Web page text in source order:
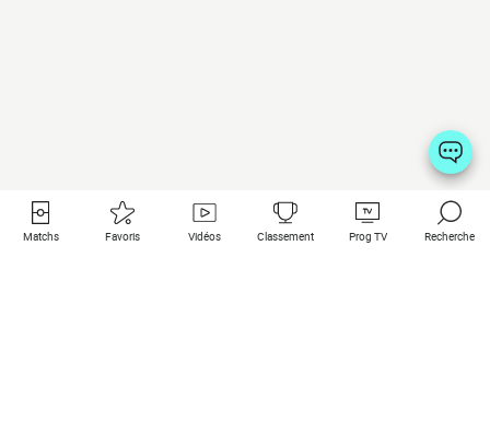
Matchs Favoris Vidéos Classement Prog TV Recherche